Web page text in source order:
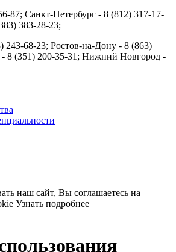
87; Санкт-Петербург - 8 (812) 317-17-
383-28-23;
243-68-23; Ростов-на-Дону - 8 (863)
- 8 (351) 200-35-31; Нижний Новгород -
наш сайт, Вы соглашаетесь на
Узнать подробнее